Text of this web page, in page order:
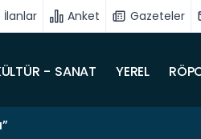
İlanlar Anket Gazeteler
- SANAT YEREL